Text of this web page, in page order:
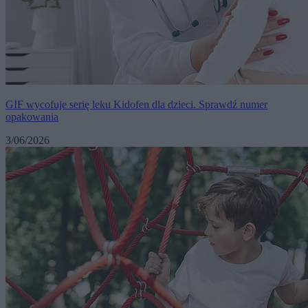
GIF wycofuje serię leku Kidofen dla dzieci. Sprawdź numer
opakowania
3/06/2026